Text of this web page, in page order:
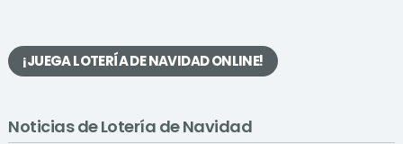
¡JUEGA LOTERÍA DE NAVIDAD ONLINE!
Noticias de Lotería de Navidad